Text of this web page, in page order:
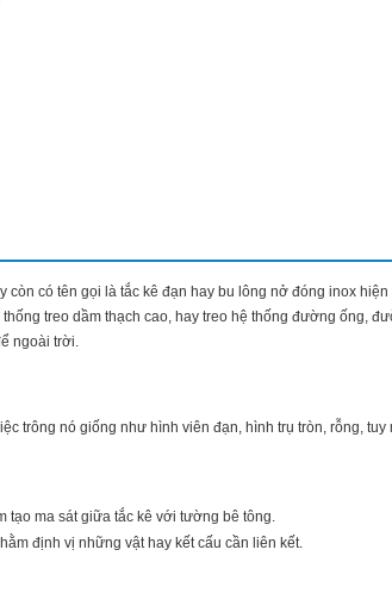
còn có tên gọi là tắc kê đạn hay bu lông nở đóng inox
treo dầm thạch cao, hay treo hệ thống đường ống,
ngoài trời.
trông nó giống như hình viên đạn, hình trụ tròn, rỗng,
ma sát giữa tắc kê với tường bê tông.
định vị những vật hay kết cấu cần liên kết.